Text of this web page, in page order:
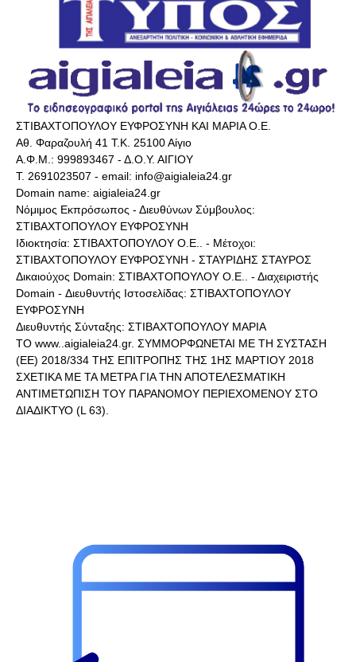
ΣΤΙΒΑΧΤΟΠΟΥΛΟΥ ΕΥΦΡΟΣΥΝΗ ΚΑΙ ΜΑΡΙΑ Ο.Ε.
Αθ. Φαραζουλή 41 Τ.Κ. 25100 Αίγιο
Α.Φ.Μ.: 999893467 - Δ.Ο.Υ. ΑΙΓΙΟΥ
Τ. 2691023507 - email: info@aigialeia24.gr
Domain name: aigialeia24.gr
Νόμιμος Εκπρόσωπος - Διευθύνων Σύμβουλος:
ΣΤΙΒΑΧΤΟΠΟΥΛΟΥ ΕΥΦΡΟΣΥΝΗ
Ιδιοκτησία: ΣΤΙΒΑΧΤΟΠΟΥΛΟΥ Ο.Ε.. - Μέτοχοι:
ΣΤΙΒΑΧΤΟΠΟΥΛΟΥ ΕΥΦΡΟΣΥΝΗ - ΣΤΑΥΡΙΔΗΣ ΣΤΑΥΡΟΣ
Δικαιούχος Domain: ΣΤΙΒΑΧΤΟΠΟΥΛΟΥ Ο.Ε.. - Διαχειριστής
Domain - Διευθυντής Ιστοσελίδας: ΣΤΙΒΑΧΤΟΠΟΥΛΟΥ
ΕΥΦΡΟΣΥΝΗ
Διευθυντής Σύνταξης: ΣΤΙΒΑΧΤΟΠΟΥΛΟΥ ΜΑΡΙΑ
ΤΟ www..aigialeia24.gr. ΣΥΜΜΟΡΦΩΝΕΤΑΙ ΜΕ ΤΗ ΣΥΣΤΑΣΗ
(ΕΕ) 2018/334 ΤΗΣ ΕΠΙΤΡΟΠΗΣ ΤΗΣ 1ΗΣ ΜΑΡΤΙΟΥ 2018
ΣΧΕΤΙΚΑ ΜΕ ΤΑ ΜΕΤΡΑ ΓΙΑ ΤΗΝ ΑΠΟΤΕΛΕΣΜΑΤΙΚΗ
ΑΝΤΙΜΕΤΩΠΙΣΗ ΤΟΥ ΠΑΡΑΝΟΜΟΥ ΠΕΡΙΕΧΟΜΕΝΟΥ ΣΤΟ
ΔΙΑΔΙΚΤΥΟ (L 63).